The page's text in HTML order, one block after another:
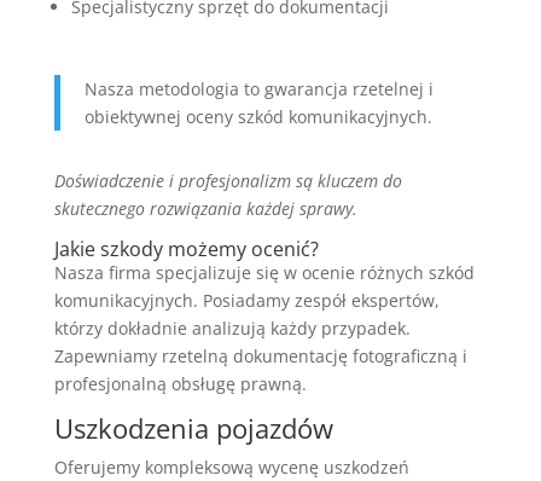
Specjalistyczny sprzęt do dokumentacji
Nasza metodologia to gwarancja rzetelnej i
obiektywnej oceny szkód komunikacyjnych.
Doświadczenie i profesjonalizm są kluczem do
skutecznego rozwiązania każdej sprawy.
Jakie szkody możemy ocenić?
Nasza firma specjalizuje się w ocenie różnych szkód
komunikacyjnych. Posiadamy zespół ekspertów,
którzy dokładnie analizują każdy przypadek.
Zapewniamy rzetelną dokumentację fotograficzną i
profesjonalną obsługę prawną.
Uszkodzenia pojazdów
Oferujemy kompleksową wycenę uszkodzeń